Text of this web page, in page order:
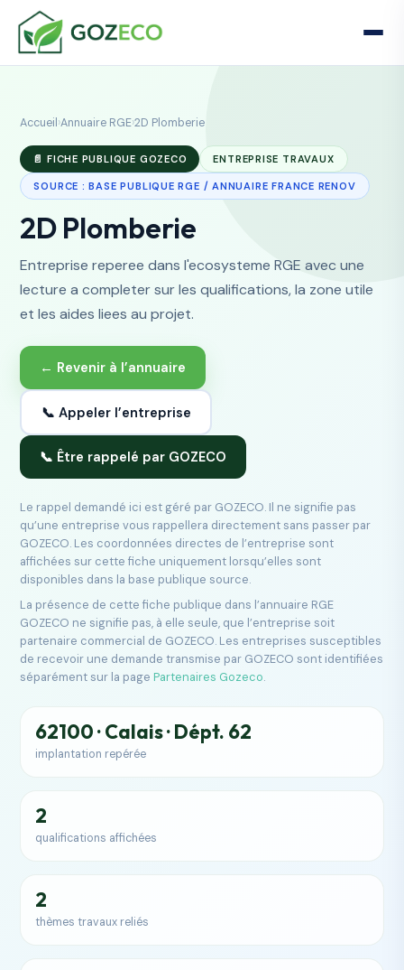
Accueil ›Annuaire RGE›2D Plomberie
📄 FICHE PUBLIQUE GOZECO ENTREPRISE TRAVAUX
SOURCE : BASE PUBLIQUE RGE / ANNUAIRE FRANCE RENOV
2D Plomberie
Entreprise reperee dans l'ecosysteme RGE avec une
lecture a completer sur les qualifications, la zone utile
et les aides liees au projet.
← Revenir à l’annuaire
📞 Appeler l’entreprise
📞 Être rappelé par GOZECO
Le rappel demandé ici est géré par GOZECO. Il ne signifie pas
qu’une entreprise vous rappellera directement sans passer par
GOZECO. Les coordonnées directes de l’entreprise sont
affichées sur cette fiche uniquement lorsqu’elles sont
disponibles dans la base publique source.
La présence de cette fiche publique dans l’annuaire RGE
GOZECO ne signifie pas, à elle seule, que l’entreprise soit
partenaire commercial de GOZECO. Les entreprises susceptibles
de recevoir une demande transmise par GOZECO sont identifiées
séparément sur la pagePartenaires Gozeco.
62100 · Calais · Dépt. 62
implantation repérée
2
qualifications affichées
2
thèmes travaux reliés